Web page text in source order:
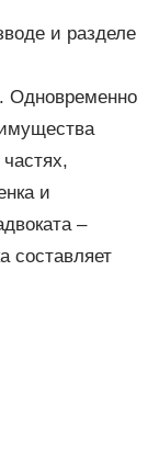
и разделе
Одновременно
и
–
составляет